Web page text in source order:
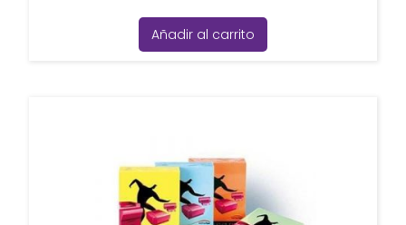
Añadir al carrito